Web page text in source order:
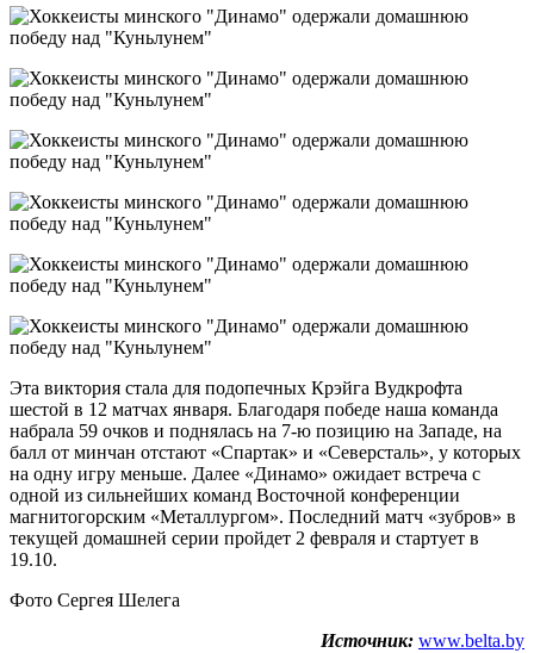
Эта виктория стала для подопечных Крэйга Вудкрофта
шестой в 12 матчах января. Благодаря победе наша команда
набрала 59 очков и поднялась на 7-ю позицию на Западе, на
балл от минчан отстают «Спартак» и «Северсталь», у которых
на одну игру меньше. Далее «Динамо» ожидает встреча с
одной из сильнейших команд Восточной конференции
магнитогорским «Металлургом». Последний матч «зубров» в
текущей домашней серии пройдет 2 февраля и стартует в
19.10.
Фото Сергея Шелега
Источник: www.belta.by